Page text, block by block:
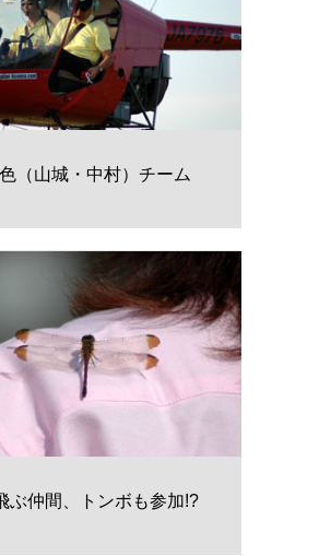
（山城・中村）チーム
ぶ仲間、トンボも参加!?